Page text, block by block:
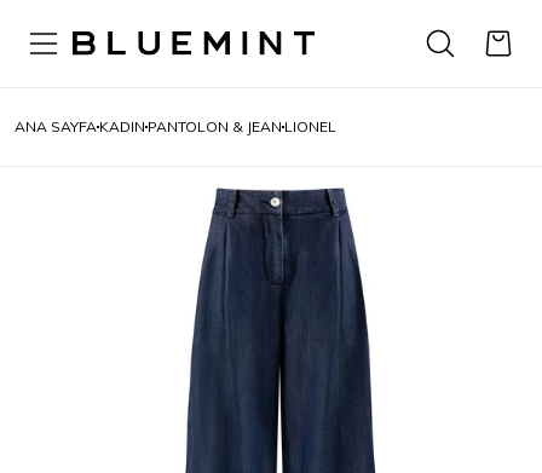
ANA SAYFA KADIN PANTOLON & JEAN LIONEL